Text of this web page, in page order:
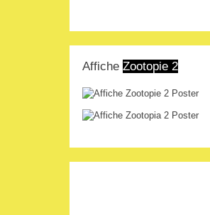
Affiche Zootopie 2